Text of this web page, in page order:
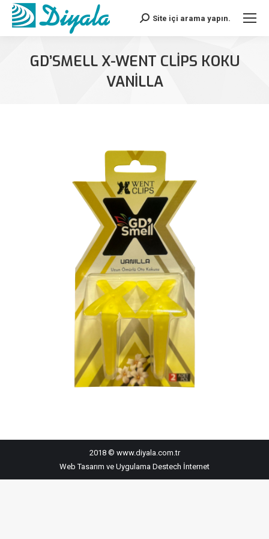
Search:Site içi arama yapın.
GD’SMELL X-WENT CLIPS KOKU
VANILLA
2018 © www.diyala.com.tr
Web Tasarım ve Uygulama Destech İnternet